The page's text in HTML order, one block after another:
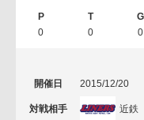
0 0 0
2015/12/20
近鉄